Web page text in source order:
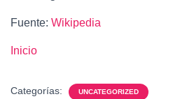
Fuente: Wikipedia
Inicio
Categorías: UNCATEGORIZED